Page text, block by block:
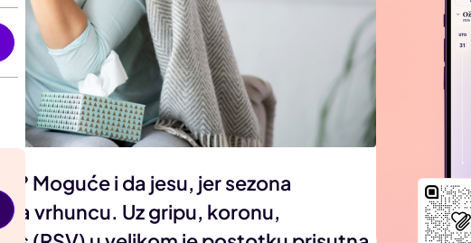
Moguće i da jesu, jer sezona
vrhuncu. Uz gripu, koronu,